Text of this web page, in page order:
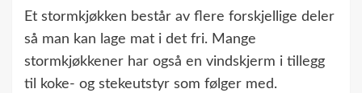
Et stormkjøkken består av flere forskjellige deler
så man kan lage mat i det fri. Mange
stormkjøkkener har også en vindskjerm i tillegg
til koke- og stekeutstyr som følger med.